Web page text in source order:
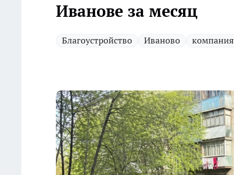
Иванове за месяц
Благоустройство Иваново компания